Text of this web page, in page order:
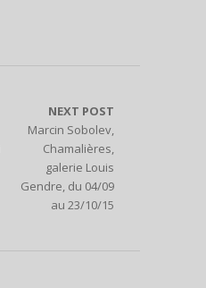
NEXT POST
Marcin Sobolev,
Chamalières,
galerie Louis
Gendre, du 04/09
au 23/10/15